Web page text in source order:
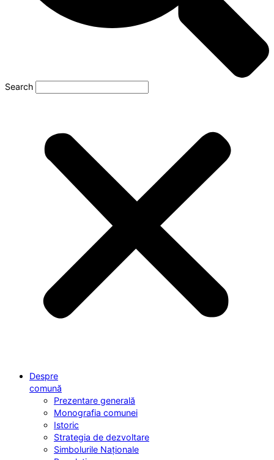
Search
Despre
comună
Prezentare generală
Monografia comunei
Istoric
Strategia de dezvoltare
Simbolurile Naționale